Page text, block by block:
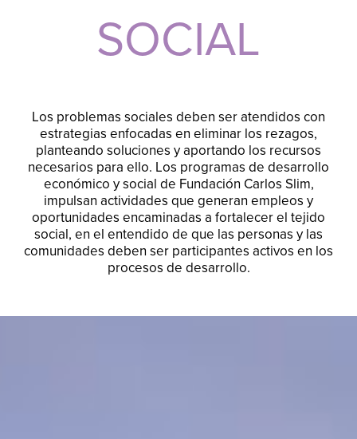
SOCIAL
Los problemas sociales deben ser atendidos con
estrategias enfocadas en eliminar los rezagos,
planteando soluciones y aportando los recursos
necesarios para ello. Los programas de desarrollo
económico y social de Fundación Carlos Slim,
impulsan actividades que generan empleos y
oportunidades encaminadas a fortalecer el tejido
social, en el entendido de que las personas y las
comunidades deben ser participantes activos en los
procesos de desarrollo.